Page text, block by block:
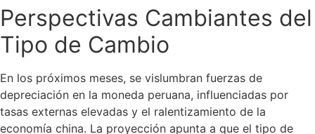
Perspectivas Cambiantes del
Tipo de Cambio
En los próximos meses, se vislumbran fuerzas de
depreciación en la moneda peruana, influenciadas por
tasas externas elevadas y el ralentizamiento de la
economía china. La proyección apunta a que el tipo de